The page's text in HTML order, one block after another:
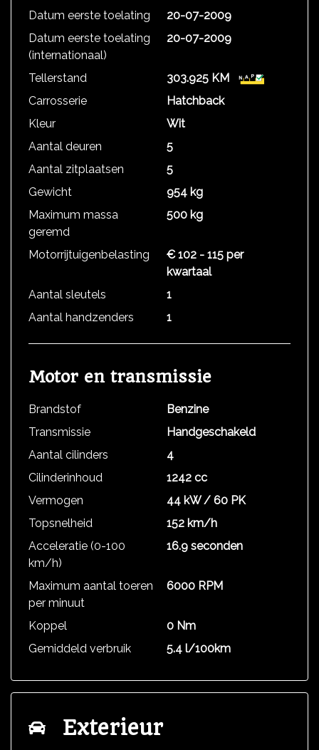
Datum eerste toelating
20-07-2009
Datum eerste toelating
(internationaal)
20-07-2009
Tellerstand
303.925 KM
Carrosserie
Hatchback
Kleur
Wit
Aantal deuren
5
Aantal zitplaatsen
5
Gewicht
954 kg
Maximum massa
geremd
500 kg
Motorrijtuigenbelasting
€ 102 - 115 per
kwartaal
Aantal sleutels
1
Aantal handzenders
1
Motor en transmissie
Brandstof
Benzine
Transmissie
Handgeschakeld
Aantal cilinders
4
Cilinderinhoud
1242 cc
Vermogen
44 kW / 60 PK
Topsnelheid
152 km/h
Acceleratie (0-100
km/h)
16.9 seconden
Maximum aantal toeren
per minuut
6000 RPM
Koppel
0 Nm
Gemiddeld verbruik
5.4 l/100km
Exterieur